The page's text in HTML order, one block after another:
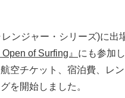
ンジャー・シリーズ)に出
Open of Surfing』 にも参加
空チケット、宿泊費、レ
を開始しました。